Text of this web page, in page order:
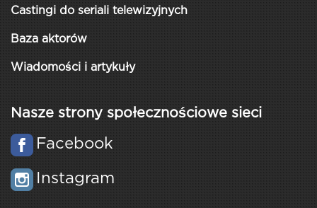
Castingi do seriali telewizyjnych
Baza aktorów
Wiadomości i artykuły
Nasze strony społecznościowe sieci
Facebook
Instagram